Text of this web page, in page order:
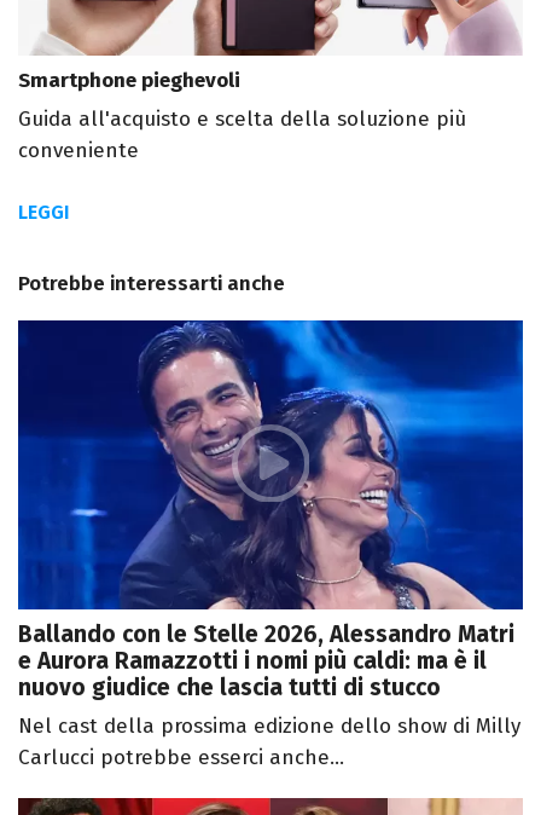
Smartphone pieghevoli
Guida all'acquisto e scelta della soluzione più
conveniente
LEGGI
Potrebbe interessarti anche
Ballando con le Stelle 2026, Alessandro Matri
e Aurora Ramazzotti i nomi più caldi: ma è il
nuovo giudice che lascia tutti di stucco
Nel cast della prossima edizione dello show di Milly
Carlucci potrebbe esserci anche...